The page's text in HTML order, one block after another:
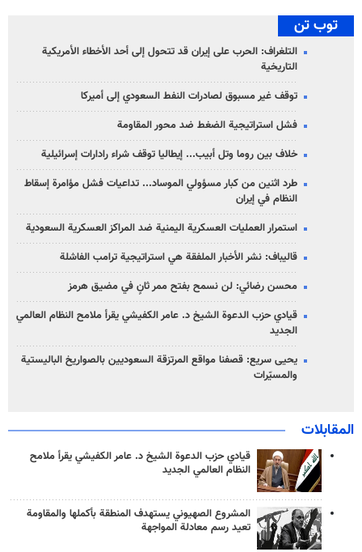
توب تن
التلغراف: الحرب على إيران قد تتحول إلى أحد الأخطاء الأمريكية
التاريخية
توقف غير مسبوق لصادرات النفط السعودي إلى أميركا
فشل استراتيجية الضغط ضد محور المقاومة
خلاف بين روما وتل أبيب... إيطاليا توقف شراء رادارات إسرائيلية
طرد اثنين من كبار مسؤولي الموساد... تداعيات فشل مؤامرة إسقاط
النظام في إيران
استمرار العمليات العسكرية اليمنية ضد المراكز العسكرية السعودية
قاليباف: نشر الأخبار الملفقة هي استراتيجية ترامب الفاشلة
محسن رضائي: لن نسمح بفتح ممر ثانٍ في مضيق هرمز
قيادي حزب الدعوة الشيخ د. عامر الكفيشي يقرأ ملامح النظام العالمي
الجديد
يحيى سريع: قصفنا مواقع المرتزقة السعوديين بالصواريخ الباليستية
والمسيّرات
المقابلات
قيادي حزب الدعوة الشيخ د. عامر الكفيشي يقرأ ملامح
النظام العالمي الجديد
المشروع الصهيوني يستهدف المنطقة بأكملها والمقاومة
تعيد رسم معادلة المواجهة